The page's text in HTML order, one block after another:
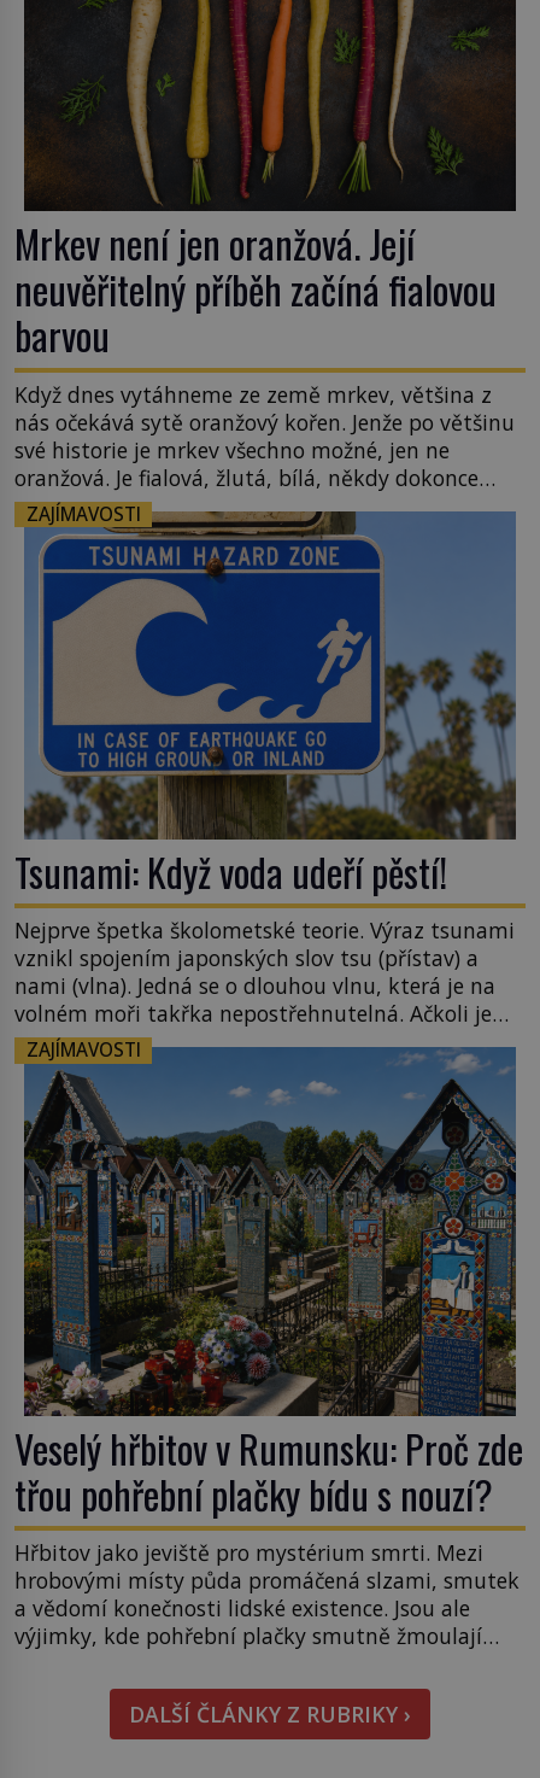
Mrkev není jen oranžová. Její
neuvěřitelný příběh začíná fialovou
barvou
Když dnes vytáhneme ze země mrkev, většina z
nás očekává sytě oranžový kořen. Jenže po většinu
své historie je mrkev všechno možné, jen ne
oranžová. Je fialová, žlutá, bílá, někdy dokonce
téměř černá. Až díky stovkám let pečlivého
šlechtění se z ní stává zelenina, bez které si českou
zahradu ani nedokážeme představit. Její příběh je
ZAJÍMAVOSTI
Tsunami: Když voda udeří pěstí!
Nejprve špetka školometské teorie. Výraz tsunami
vznikl spojením japonských slov tsu (přístav) a
nami (vlna). Jedná se o dlouhou vlnu, která je na
volném moři takřka nepostřehnutelná. Ačkoli je
vlnová délka tsunami i 300 kilometrů, výška vlny
na volném moři je maximálně 1,5 metru. Máme se
podobné obří vlny obávat i v Evropě? Vznik
tsunami si […]
ZAJÍMAVOSTI
Veselý hřbitov v Rumunsku: Proč zde
třou pohřební plačky bídu s nouzí?
Hřbitov jako jeviště pro mystérium smrti. Mezi
hrobovými místy půda promáčená slzami, smutek
a vědomí konečnosti lidské existence. Jsou ale
výjimky, kde pohřební plačky smutně žmoulají
pohledu na výši vyměřené podpory
v nezaměstnanosti. Kam vás pozveme? Unikátní
hřbitov, který si vysloužil název „Veselý“, najdeme
DALŠÍ ČLÁNKY Z RUBRIKY ›